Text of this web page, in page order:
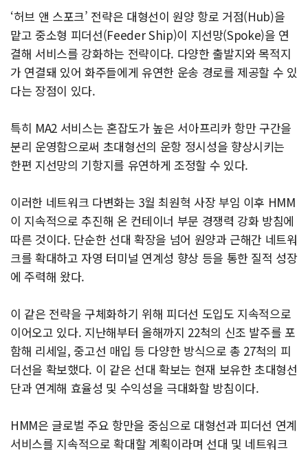
‘허브 앤 스포크’ 전략은 대형선이 원양 항로 거점(Hub)을
맡고 중소형 피더선(Feeder Ship)이 지선망(Spoke)을 연
결해 서비스를 강화하는 전략이다. 다양한 출발지와 목적지
가 연결돼 있어 화주들에게 유연한 운송 경로를 제공할 수 있
다는 장점이 있다.
특히 MA2 서비스는 혼잡도가 높은 서아프리카 항만 구간을
분리 운영함으로써 초대형선의 운항 정시성을 향상시키는
한편 지선망의 기항지를 유연하게 조정할 수 있다.
이러한 네트워크 다변화는 3월 최원혁 사장 부임 이후 HMM
이 지속적으로 추진해 온 컨테이너 부문 경쟁력 강화 방침에
따른 것이다. 단순한 선대 확장을 넘어 원양과 근해간 네트워
크를 확대하고 자영 터미널 연계성 향상 등을 통한 질적 성장
에 주력해 왔다.
이 같은 전략을 구체화하기 위해 피더선 도입도 지속적으로
이어오고 있다. 지난해부터 올해까지 22척의 신조 발주를 포
함해 리세일, 중고선 매입 등 다양한 방식으로 총 27척의 피
더선을 확보했다. 이 같은 선대 확보는 현재 보유한 초대형선
단과 연계해 효율성 및 수익성을 극대화할 방침이다.
HMM은 글로벌 주요 항만을 중심으로 대형선과 피더선 연계
서비스를 지속적으로 확대할 계획이라며 선대 및 네트워크